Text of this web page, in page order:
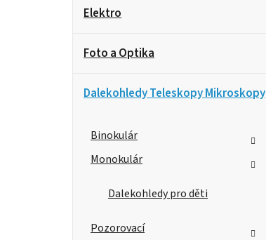
a
Elektro
Foto a Optika
Dalekohledy Teleskopy Mikroskopy
Binokulár
Monokulár
Dalekohledy pro děti
Pozorovací